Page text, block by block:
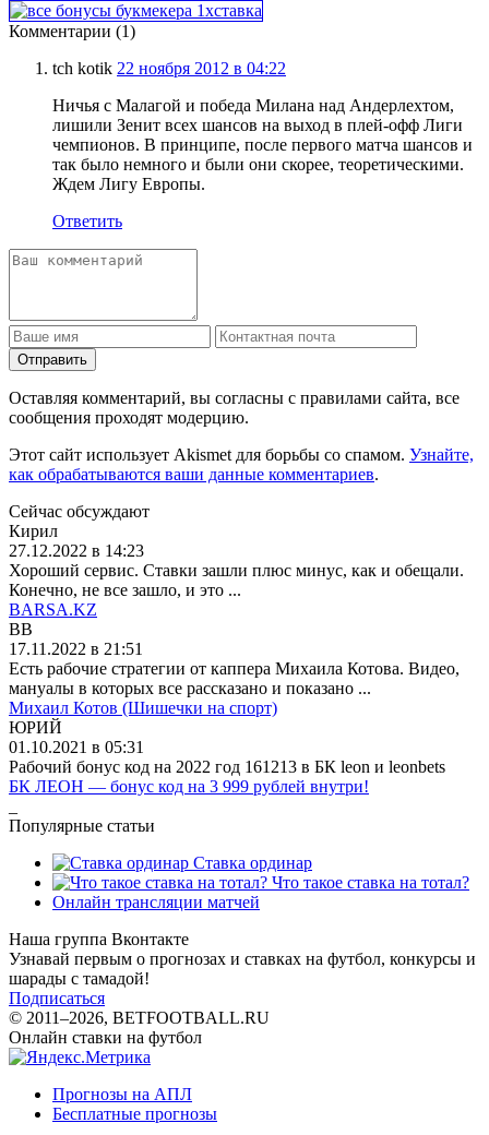
Комментарии (1)
tch kotik 22 ноября 2012 в 04:22
Ничья с Малагой и победа Милана над Андерлехтом,
лишили Зенит всех шансов на выход в плей-офф Лиги
чемпионов. В принципе, после первого матча шансов и
так было немного и были они скорее, теоретическими.
Ждем Лигу Европы.
Ответить
Отправить
Оставляя комментарий, вы согласны с правилами сайта, все
сообщения проходят модерцию.
Этот сайт использует Akismet для борьбы со спамом. Узнайте,
как обрабатываются ваши данные комментариев.
Сейчас обсуждают
Кирил
27.12.2022 в 14:23
Хороший сервис. Ставки зашли плюс минус, как и обещали.
Конечно, не все зашло, и это ...
BARSA.KZ
BB
17.11.2022 в 21:51
Есть рабочие стратегии от каппера Михаила Котова. Видео,
мануалы в которых все рассказано и показано ...
Михаил Котов (Шишечки на спорт)
ЮРИЙ
01.10.2021 в 05:31
Рабочий бонус код на 2022 год 161213 в БК leon и leonbets
БК ЛЕОН — бонус код на 3 999 рублей внутри!
Популярные статьи
Ставка ординар
Что такое ставка на тотал?
Онлайн трансляции матчей
Наша группа Вконтакте
Узнавай первым о прогнозах и ставках на футбол, конкурсы и
шарады с тамадой!
Подписаться
© 2011–2026, BETFOOTBALL.RU
Онлайн ставки на футбол
Прогнозы на АПЛ
Бесплатные прогнозы